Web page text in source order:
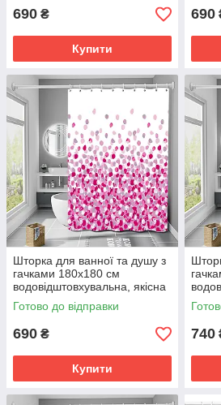
690 ₴
Купити
690
Шторка для ванної та душу з
гачками 180x180 см
водовідштовхувальна, якісна
із рожевим малюнком
Готово до відправки
690 ₴
Купити
740